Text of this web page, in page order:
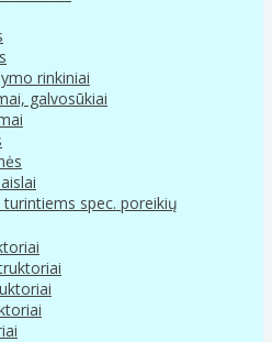
rinkiniai
galvosūkiai
spec. poreikių